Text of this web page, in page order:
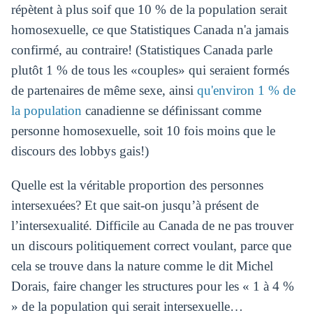
répètent à plus soif que 10 % de la population serait
homosexuelle, ce que Statistiques Canada n'a jamais
confirmé, au contraire! (Statistiques Canada parle
plutôt 1 % de tous les «couples» qui seraient formés
de partenaires de même sexe, ainsi qu'environ 1 % de
la population canadienne se définissant comme
personne homosexuelle, soit 10 fois moins que le
discours des lobbys gais!)
Quelle est la véritable proportion des personnes
intersexuées? Et que sait-on jusqu’à présent de
l’intersexualité. Difficile au Canada de ne pas trouver
un discours politiquement correct voulant, parce que
cela se trouve dans la nature comme le dit Michel
Dorais, faire changer les structures pour les « 1 à 4 %
» de la population qui serait intersexuelle…